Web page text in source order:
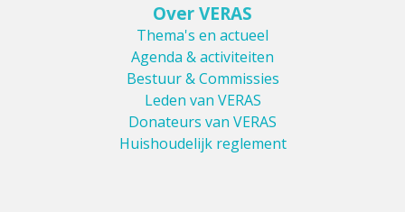
Over VERAS
Thema's en actueel
Agenda & activiteiten
Bestuur & Commissies
Leden van VERAS
Donateurs van VERAS
Huishoudelijk reglement